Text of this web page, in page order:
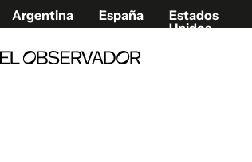
Argentina España
Estados
Unidos